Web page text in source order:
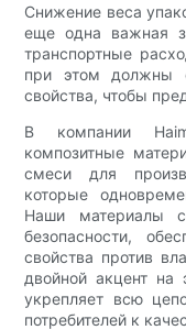
Снижение веса
еще одна важная
транспортные
при этом должны
свойства, чтобы
В компании
композитные
смеси для
которые
Наши материалы
безопасности,
свойства против
двойной акцент на
укрепляет всю
потребителей к